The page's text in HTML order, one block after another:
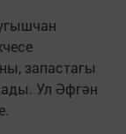
запастагы
Ул Әфгән